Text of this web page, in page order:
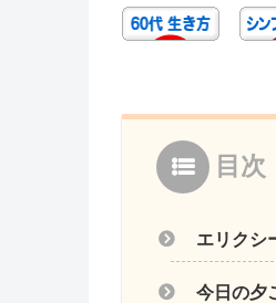
目次
エリクシ
今日の夕